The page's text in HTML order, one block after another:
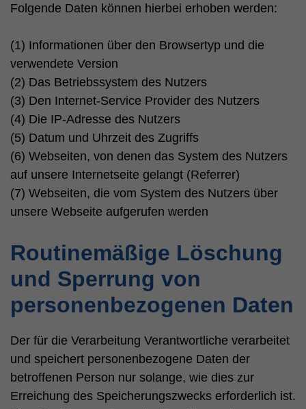
Folgende Daten können hierbei erhoben werden:
(1) Informationen über den Browsertyp und die
verwendete Version
(2) Das Betriebssystem des Nutzers
(3) Den Internet-Service Provider des Nutzers
(4) Die IP-Adresse des Nutzers
(5) Datum und Uhrzeit des Zugriffs
(6) Webseiten, von denen das System des Nutzers
auf unsere Internetseite gelangt (Referrer)
(7) Webseiten, die vom System des Nutzers über
unsere Webseite aufgerufen werden
Routinemäßige Löschung
und Sperrung von
personenbezogenen Daten
Der für die Verarbeitung Verantwortliche verarbeitet
und speichert personenbezogene Daten der
betroffenen Person nur solange, wie dies zur
Erreichung des Speicherungszwecks erforderlich ist.